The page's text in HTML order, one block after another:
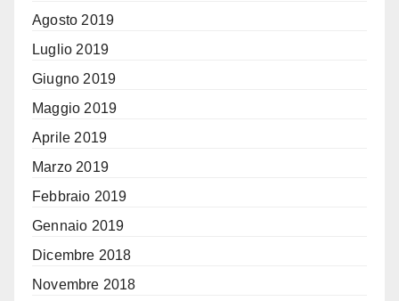
Agosto 2019
Luglio 2019
Giugno 2019
Maggio 2019
Aprile 2019
Marzo 2019
Febbraio 2019
Gennaio 2019
Dicembre 2018
Novembre 2018